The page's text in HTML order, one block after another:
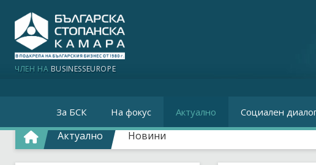
ЧЛЕН НА BUSINESSEUROPE
За БСК На фокус Актуално Социален
Актуално Новини